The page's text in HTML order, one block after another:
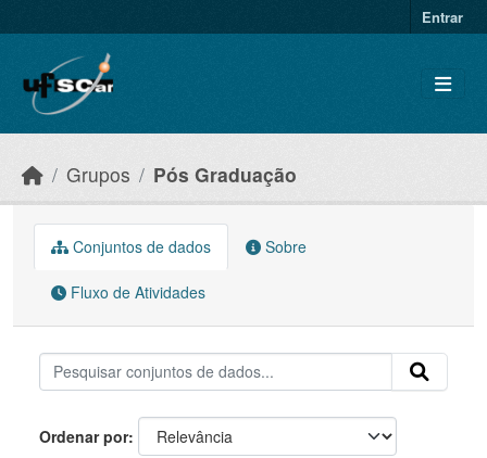
Entrar
Grupos Pós Graduação
Conjuntos de dados Sobre
Fluxo de Atividades
Ordenar por